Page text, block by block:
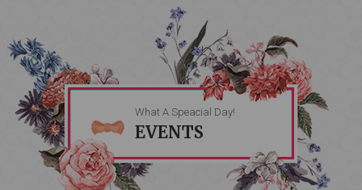
What A Speacial Day!
EVENTS